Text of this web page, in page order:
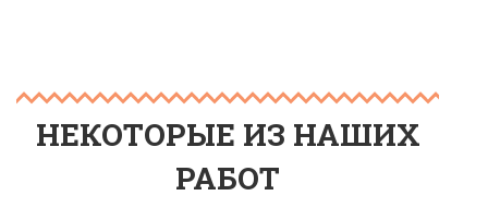
НЕКОТОРЫЕ ИЗ НАШИХ
РАБОТ